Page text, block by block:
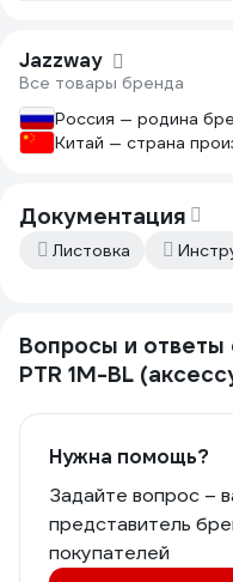
Jazzway
Все товары бренда
Россия — родина
Китай — страна
Документация
Листовка
Вопросы и
PTR 1M-BL
Нужна помощь?
Задайте вопрос –
представитель
покупателей